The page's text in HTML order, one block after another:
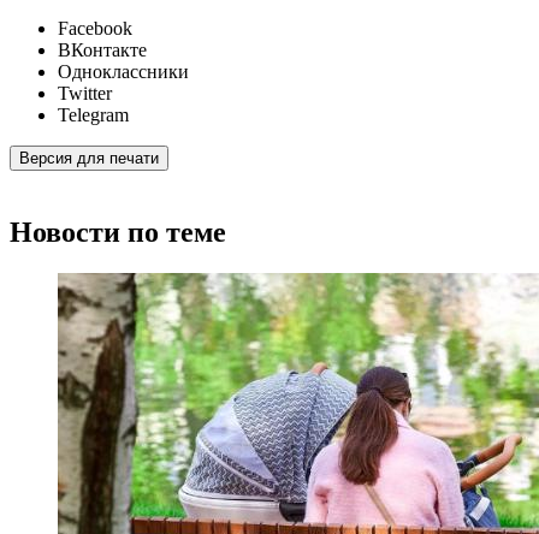
Facebook
ВКонтакте
Одноклассники
Twitter
Telegram
Версия для печати
Новости по теме